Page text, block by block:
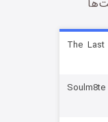
دانلود فیلم آخرین خانه The Last
دانلود فیلم سول‌میت Soulm8te